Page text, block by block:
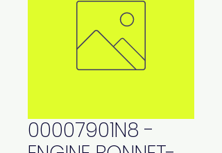
00007901N8 -